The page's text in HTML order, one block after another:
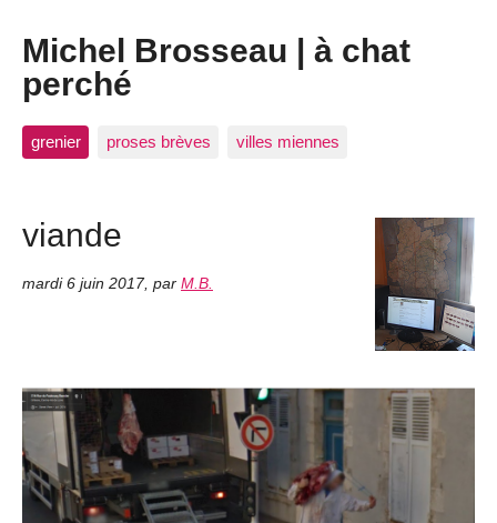
Michel Brosseau | à chat
perché
grenier proses brèves villes miennes
viande
mardi 6 juin 2017, par M.B.